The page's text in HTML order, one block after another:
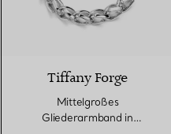
Tiffany Forge
Mittelgroßes
Gliederarmband in